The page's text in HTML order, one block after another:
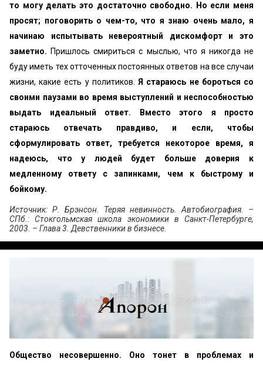
то могу делать это достаточно свободно. Но если меня
просят; поговорить о чем-то, что я знаю очень мало, я
начинаю испытывать невероятный дискомфорт и это
заметно. Пришлось смириться с мыслью, что я никогда не
буду иметь тех отточенных постоянных ответов на все случаи
жизни, какие есть у политиков. Я стараюсь не бороться со
своими паузами во время выступлений и неспособностью
выдать идеальный ответ. Вместо этого я просто
стараюсь отвечать правдиво, и если, чтобы
сформулировать ответ, требуется некоторое время, я
надеюсь, что у людей будет больше доверия к
медленному ответу с запинками, чем к быстрому и
бойкому.
Источник: Р. Брэнсон. Теряя невинность. Автобиография. –
СПб.: Стокгольмская школа экономики в Санкт-Петербурге,
2003. – Глава 3. Девственники в бизнесе.
Общество несовершенно. Оно тонет в проблемах и